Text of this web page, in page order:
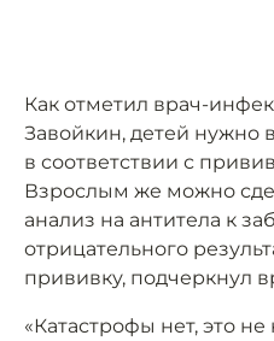
Как отметил врач-
Завойкин, детей нужно
в соответствии с
Взрослым же можно
анализ на антитела к
отрицательного
прививку, подчеркнул
«Катастрофы нет, это